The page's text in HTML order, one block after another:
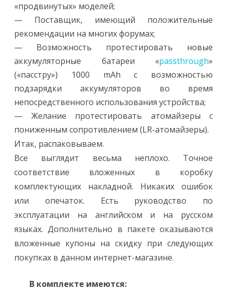
«продвинутых» моделей;
— Поставщик, имеющий положительные
рекомендации на многих форумах;
— Возможность протестировать новые
аккумуляторные батареи «passthrough»
(«пасстру») 1000 mAh с возможностью
подзарядки аккумуляторов во время
непосредственного использования устройства;
— Желание протестировать атомайзеры с
пониженным сопротивлением (LR-атомайзеры).
Итак, распаковываем.
Все выглядит весьма неплохо. Точное
соответствие вложенных в коробку
комплектующих накладной. Никаких ошибок
или опечаток. Есть руководство по
эксплуатации на английском и на русском
языках. Дополнительно в пакете оказываются
вложенные купоны на скидку при следующих
покупках в данном интернет-магазине.
В комплекте имеются: